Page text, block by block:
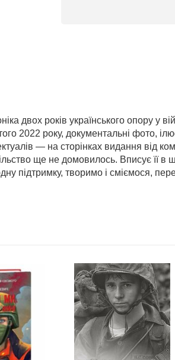
двох років українського опору у
2022 року, документальні фото,
— на сторінках видання від
ще не домовилось. Вписує її в
підтримку, творимо і сміємося,